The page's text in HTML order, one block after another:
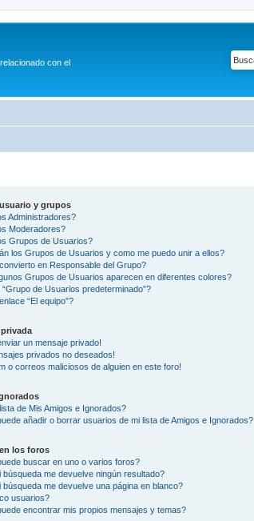
con el
y grupos
Administradores?
Moderadores?
Grupos de Usuarios?
los Grupos de Usuarios y como me puedo unir a ellos?
en Responsable del Grupo?
Grupos de Usuarios aparecen en diferentes colores?
de Usuarios predeterminado”?
“El equipo”?
un mensaje privado!
privados no deseados!
o correos maliciosos de alguien en este foro!
de Mis Amigos e Ignorados?
añadir o borrar usuarios de mi lista de Amigos e Ignorados?
los foros
buscar en uno o varios foros?
búsqueda me devuelve ningún resultado?
búsqueda me devuelve una página en blanco?
usuarios?
encontrar mis propios mensajes y temas?